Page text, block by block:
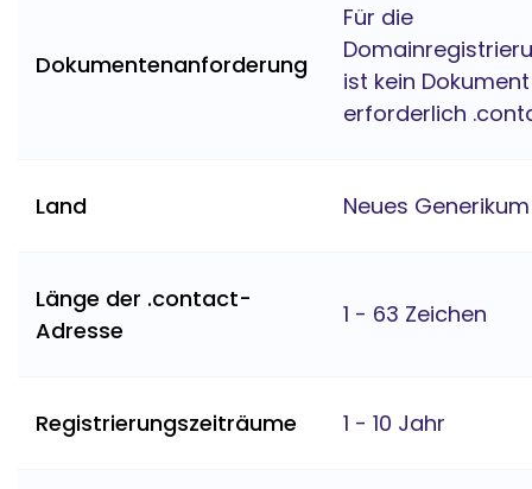
Dokumentenanforderung
Für die
ist kein Dokument
erforderlich
Land Neues Generikum
Länge der .contact-
Adresse
1 - 63 Zeichen
Registrierungszeiträume 1 - 10 Jahr